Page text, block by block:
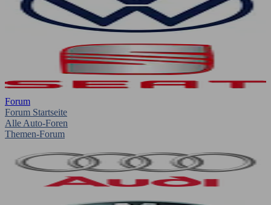
Forum
Forum Startseite
Alle Auto-Foren
Themen-Forum